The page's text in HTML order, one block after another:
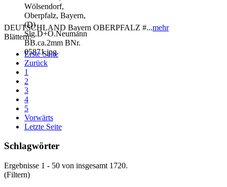
DEUTSCHLAND Bayern OBERPFALZ #...mehr
Blättern:
Erste Seite
Zurück
1
2
3
4
5
Vorwärts
Letzte Seite
Schlagwörter
Ergebnisse 1 - 50 von insgesamt 1720.
(Filtern)